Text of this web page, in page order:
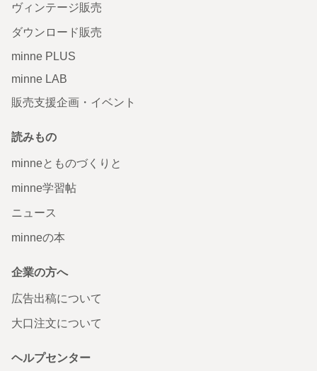
ヴィンテージ販売
ダウンロード販売
minne PLUS
minne LAB
販売支援企画・イベント
読みもの
minneとものづくりと
minne学習帖
ニュース
minneの本
企業の方へ
広告出稿について
大口注文について
ヘルプセンター